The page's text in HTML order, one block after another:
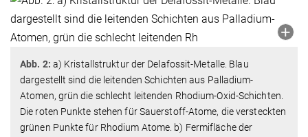
Abb. 2: a) Kristallstruktur der Delafossit-Metalle. Blau
dargestellt sind die leitenden Schichten aus Palladium-
Atomen, grün die schlecht leitenden Rhodium-Oxid-Schichten.
Die roten Punkte stehen für Sauerstoff-Atome, die versteckten
grünen Punkte für Rhodium Atome. b) Fermifläche der